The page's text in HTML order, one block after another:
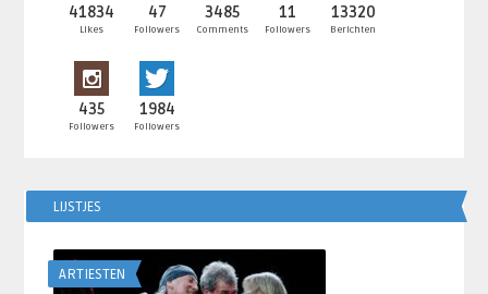
41834
Likes
47
Followers
3485
Comments
11
Followers
13320
Berichten
435
Followers
1984
Followers
LIJSTJES
ARTIESTEN